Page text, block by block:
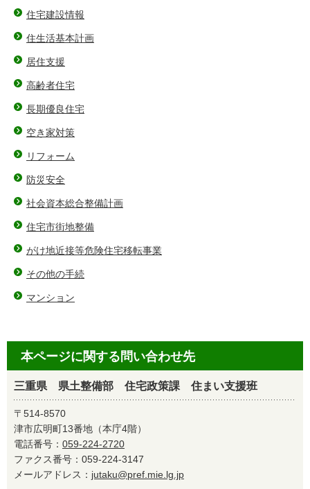
住宅建設情報
住生活基本計画
居住支援
高齢者住宅
長期優良住宅
空き家対策
リフォーム
防災安全
社会資本総合整備計画
住宅市街地整備
がけ地近接等危険住宅移転事業
その他の手続
マンション
本ページに関する問い合わせ先
三重県 県土整備部 住宅政策課 住まい支援班
〒514-8570
津市広明町13番地（本庁4階）
電話番号： 059-224-2720
ファクス番号：059-224-3147
メールアドレス： jutaku@pref.mie.lg.jp